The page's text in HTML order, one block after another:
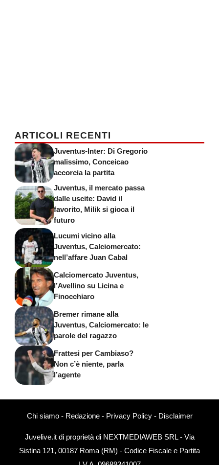
ARTICOLI RECENTI
Juventus-Inter: Di Gregorio
malissimo, Conceicao
accorcia la partita
Juventus, il mercato passa
dalle uscite: David il
favorito, Milik si gioca il
futuro
Lucumi vicino alla
Juventus, Calciomercato:
nell’affare Juan Cabal
Calciomercato Juventus,
l’Avellino su Licina e
Finocchiaro
Bremer rimane alla
Juventus, Calciomercato: le
parole del ragazzo
Frattesi per Cambiaso?
Non c’è niente, parla
l’agente
Chi siamo- Redazione- Privacy Policy- Disclaimer
Juvelive.it di proprietà di NEXTMEDIAWEB SRL - Via
Sistina 121, 00187 Roma (RM) - Codice Fiscale e Partita